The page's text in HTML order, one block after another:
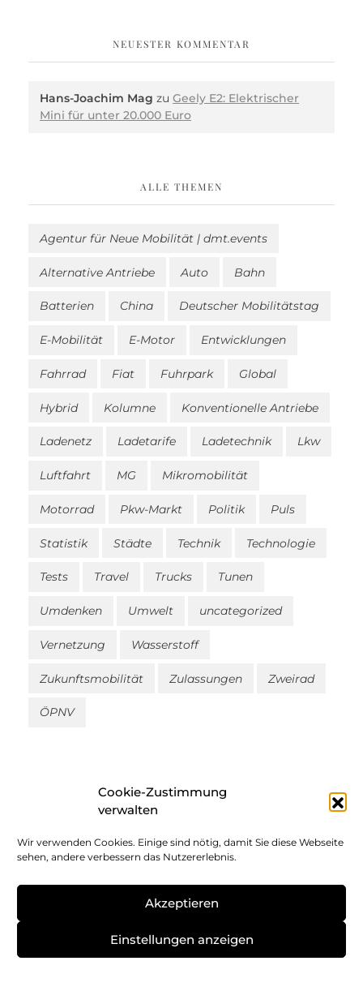
Cookie-Zustimmung
verwalten
Wir verwenden Cookies. Einige sind nötig, damit Sie diese Webseite
sehen, andere verbessern das Nutzererlebnis.
Akzeptieren
Einstellungen anzeigen
NEUESTER KOMMENTAR
Hans-Joachim Mag zu Geely E2: Elektrischer
Mini für unter 20.000 Euro
ALLE THEMEN
Agentur für Neue Mobilität | dmt.events
Alternative Antriebe Auto Bahn
Batterien China Deutscher Mobilitätstag
E-Mobilität E-Motor Entwicklungen
Fahrrad Fiat Fuhrpark Global
Hybrid Kolumne Konventionelle Antriebe
Ladenetz Ladetarife Ladetechnik Lkw
Luftfahrt MG Mikromobilität
Motorrad Pkw-Markt Politik Puls
Statistik Städte Technik Technologie
Tests Travel Trucks Tunen
Umdenken Umwelt uncategorized
Vernetzung Wasserstoff
Zukunftsmobilität Zulassungen Zweirad
ÖPNV
Impressum
Datenschutz